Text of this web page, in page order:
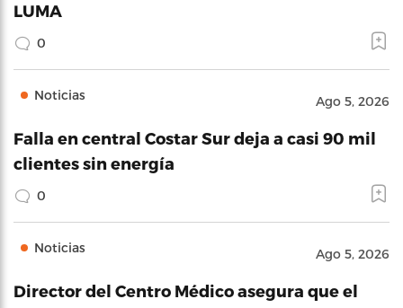
LUMA
0
Noticias Ago 5, 2026
Falla en central Costar Sur deja a casi 90 mil
clientes sin energía
0
Noticias Ago 5, 2026
Director del Centro Médico asegura que el